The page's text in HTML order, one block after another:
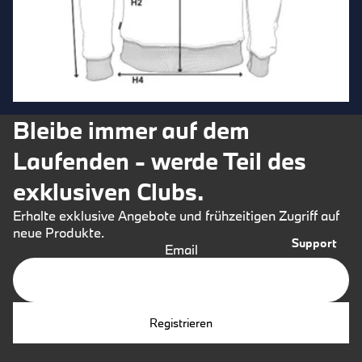
Support
Bleibe immer auf dem
Laufenden - werde Teil des
exklusiven Clubs.
Erhalte exklusive Angebote und frühzeitigen Zugriff auf
neue Produkte.
Email
Registrieren